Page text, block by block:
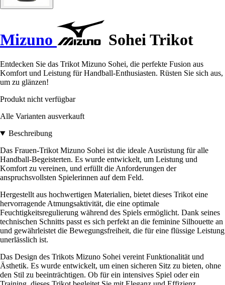
Mizuno Sohei Trikot
Entdecken Sie das Trikot Mizuno Sohei, die perfekte Fusion aus
Komfort und Leistung für Handball-Enthusiasten. Rüsten Sie sich aus,
um zu glänzen!
Produkt nicht verfügbar
Alle Varianten ausverkauft
Beschreibung
Das Frauen-Trikot Mizuno Sohei ist die ideale Ausrüstung für alle
Handball-Begeisterten. Es wurde entwickelt, um Leistung und
Komfort zu vereinen, und erfüllt die Anforderungen der
anspruchsvollsten Spielerinnen auf dem Feld.
Hergestellt aus hochwertigen Materialien, bietet dieses Trikot eine
hervorragende Atmungsaktivität, die eine optimale
Feuchtigkeitsregulierung während des Spiels ermöglicht. Dank seines
technischen Schnitts passt es sich perfekt an die feminine Silhouette an
und gewährleistet die Bewegungsfreiheit, die für eine flüssige Leistung
unerlässlich ist.
Das Design des Trikots Mizuno Sohei vereint Funktionalität und
Ästhetik. Es wurde entwickelt, um einen sicheren Sitz zu bieten, ohne
den Stil zu beeinträchtigen. Ob für ein intensives Spiel oder ein